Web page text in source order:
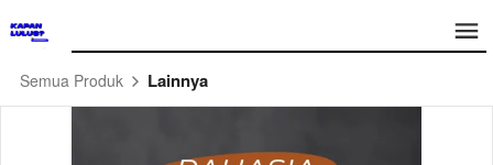
Semua Produk Lainnya